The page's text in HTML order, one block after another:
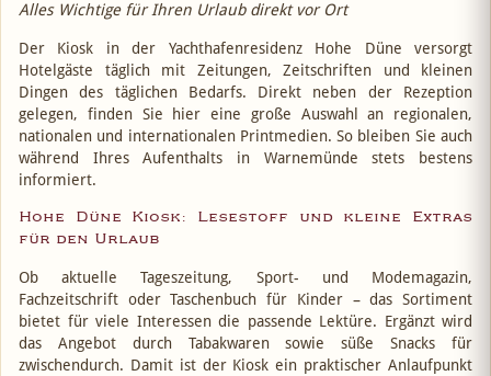
Alles Wichtige für Ihren Urlaub direkt vor Ort
Der Kiosk in der Yachthafenresidenz Hohe Düne versorgt
Hotelgäste täglich mit Zeitungen, Zeitschriften und kleinen
Dingen des täglichen Bedarfs. Direkt neben der Rezeption
gelegen, finden Sie hier eine große Auswahl an regionalen,
nationalen und internationalen Printmedien. So bleiben Sie auch
während Ihres Aufenthalts in Warnemünde stets bestens
informiert.
Hohe Düne Kiosk: Lesestoff und kleine Extras
für den Urlaub
Ob aktuelle Tageszeitung, Sport- und Modemagazin,
Fachzeitschrift oder Taschenbuch für Kinder – das Sortiment
bietet für viele Interessen die passende Lektüre. Ergänzt wird
das Angebot durch Tabakwaren sowie süße Snacks für
zwischendurch. Damit ist der Kiosk ein praktischer Anlaufpunkt